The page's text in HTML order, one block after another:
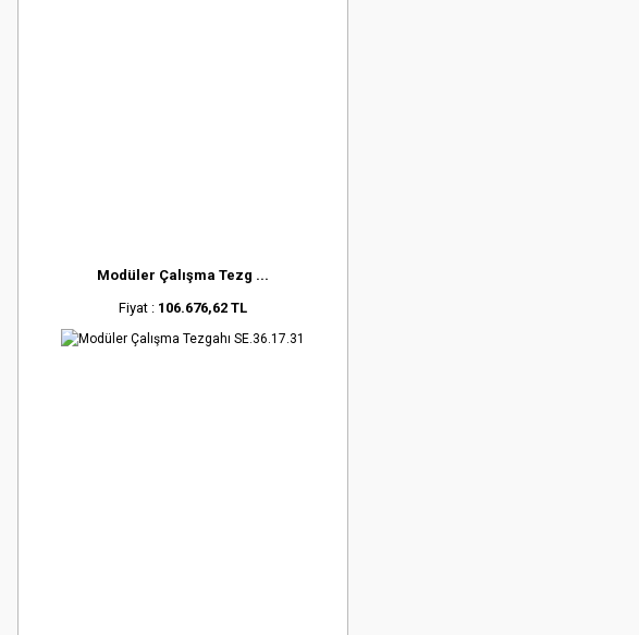
Modüler Çalışma Tezg ...
Fiyat : 106.676,62 TL